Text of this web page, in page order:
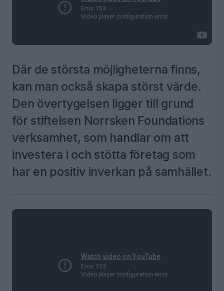
Där de största möjligheterna finns,
kan man också skapa störst värde.
Den övertygelsen ligger till grund
för stiftelsen Norrsken Foundations
verksamhet, som handlar om att
investera i och stötta företag som
har en positiv inverkan på samhället.